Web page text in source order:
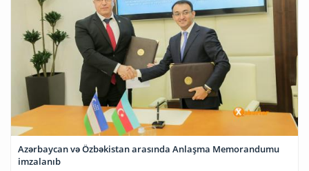
Azərbaycan və Özbəkistan arasında Anlaşma Memorandumu
imzalanıb